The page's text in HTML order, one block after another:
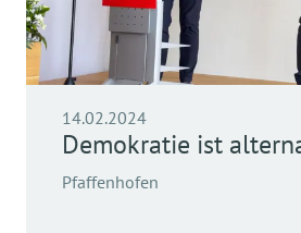
14.02.2024
Demokratie ist
Pfaffenhofen